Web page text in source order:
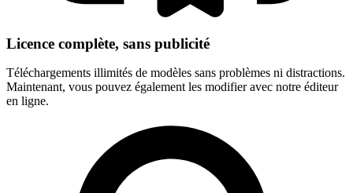
Licence complète, sans publicité
Téléchargements illimités de modèles sans problèmes ni distractions.
Maintenant, vous pouvez également les modifier avec notre éditeur
en ligne.